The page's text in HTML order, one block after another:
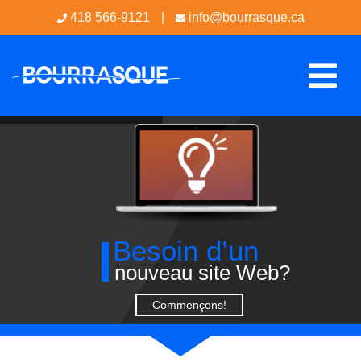
418 566-9121 info@bourrasque.ca
Commençons!
Besoin d’un
nouveau site Web?